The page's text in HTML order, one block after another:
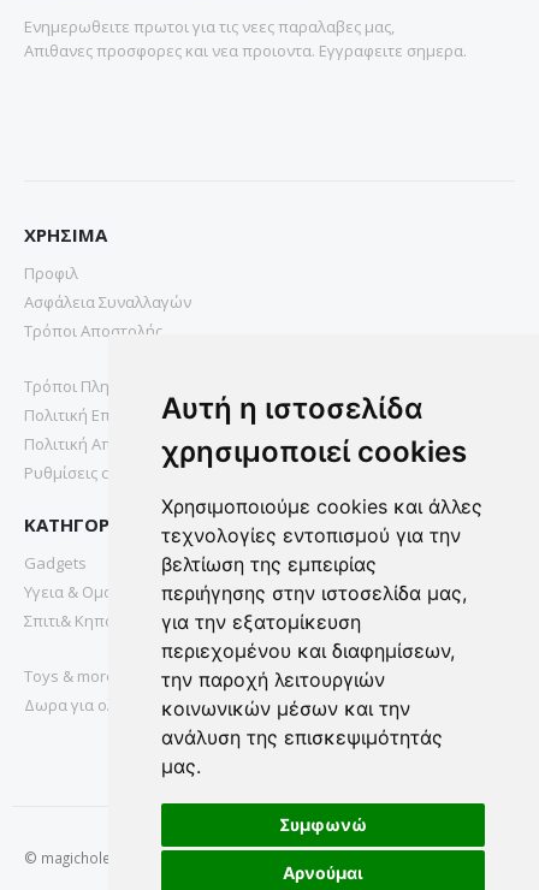
Αυτή η ιστοσελίδα
χρησιμοποιεί cookies
Χρησιμοποιούμε cookies και άλλες
τεχνολογίες εντοπισμού για την
βελτίωση της εμπειρίας
περιήγησης στην ιστοσελίδα μας,
για την εξατομίκευση
περιεχομένου και διαφημίσεων,
την παροχή λειτουργιών
κοινωνικών μέσων και την
ανάλυση της επισκεψιμότητάς
μας.
Συμφωνώ
Αρνούμαι
Ενημερωθειτε πρωτοι για τις νεες παραλαβες μας,
Απιθανες προσφορες και νεα προιοντα. Εγγραφειτε σημερα.
ΧΡΗΣΙΜΑ
Προφιλ
Ασφάλεια Συναλλαγών
Τρόποι Αποστολής
Τρόποι Πληρωμής
Πολιτική Επιστροφών
Πολιτική Απορρήτου
Ρυθμίσεις cookies
ΚΑΤΗΓΟΡΙΕΣ
Gadgets
Υγεια & Ομορφια
Σπιτι& Κηπος
Toys & more
Δωρα για ολους
© magichole.gr 2022. All Rights Reserved.